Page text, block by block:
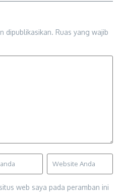
dipublikasikan. Ruas yang wajib
web saya pada peramban ini